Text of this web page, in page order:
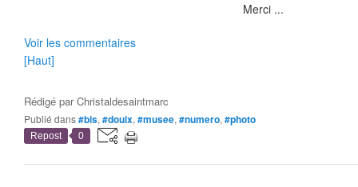
Merci ...
Voir les commentaires
[Haut]
Rédigé parChristaldesaintmarc
Publié dans#bis, #douix, #musee, #numero, #photo
Repost 0